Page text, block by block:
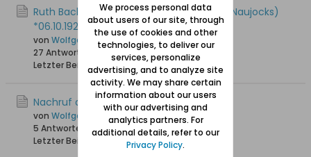
Ruth Bachmann (geb. Schneider, gesch. Naujocks)
*06.10.1929 +16.12.2023
von Wolfgang
27 Antworten
12.368 Hits 0 Likes
Letzter Beitrag
18.12.2024, 23:26
Nachruf auf Dieter Schrörs, + 29.11.2006
von Wolfgang
5 Antworten
19.613 Hits0 Likes
Letzter Beitrag
04.11.2024, 13:53
We process personal data
about users of our site, through
the use of cookies and other
technologies, to deliver our
services, personalize
advertising, and to analyze site
activity. We may share certain
information about our users
with our advertising and
analytics partners. For
additional details, refer to our
Privacy Policy.